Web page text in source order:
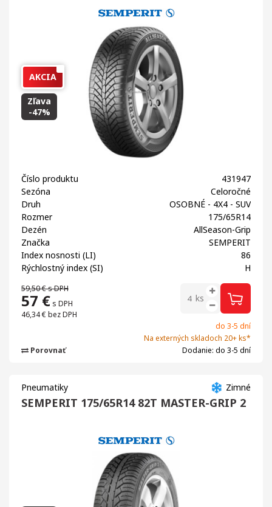
AKCIA
Zľava
-47%
Číslo produktu
431947
Sezóna
Celoročné
Druh
OSOBNÉ - 4X4 - SUV
Rozmer
175/65R14
Dezén
AllSeason-Grip
Značka
SEMPERIT
Index nosnosti (LI)
86
Rýchlostný index (SI)
H
59,50 €s DPH
57 € s DPH
46,34 € bez DPH
ks
do 3-5 dní
Na externých skladoch 20+ ks*
Dodanie: do 3-5 dní
Porovnať
Zimné
Pneumatiky
SEMPERIT 175/65R14 82T MASTER-GRIP 2